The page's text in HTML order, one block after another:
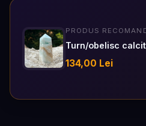
PRODUS
Turn/obelisc
134,00 Lei